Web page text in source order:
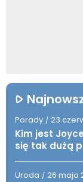
Porady / 23
Kim jest
się tak dużą
Uroda / 26 maja